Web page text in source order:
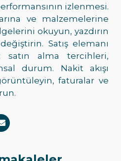
izlenmesi.
ve malzemelerine
okuyun, yazdırın
Satış elemanı
satın alma tercihleri,
durum. Nakit akışı
faturalar ve